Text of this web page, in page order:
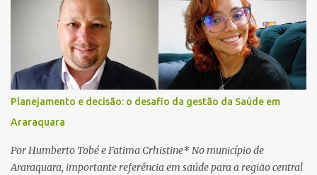
caminhão. Equipes de resgate foram rapidamente deslocadas ao
local e encontraram a vítima em parada cardiorrespiratória. Os
socorristas iniciaram imediatamente as manobras de reanimação
cardiopulmonar (RCP), porém, apesar de todos os esforços, o
motorista não respondeu aos procedimentos. Às 17h03, médicos
da Unidade de Suporte Avançado constataram o óbito da vítima.
Fonte: São Carlos Agora
Planejamento e decisão: o desafio da gestão da Saúde em
Araraquara
Por Humberto Tobé e Fatima Crhistine* No município de
Araraquara, importante referência em saúde para a região central